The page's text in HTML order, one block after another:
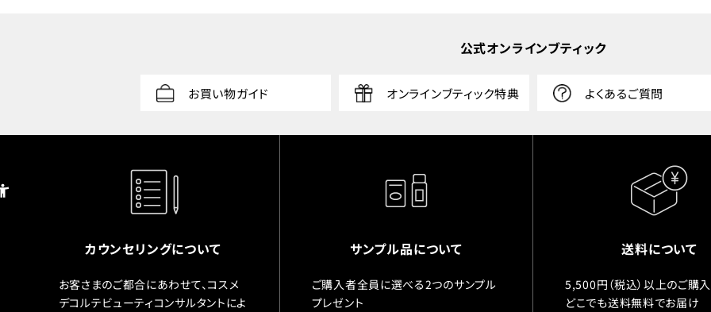
公式オンラインブティック
お買い物ガイド オンラインブティック特典 よくあるご質問
カウンセリングについて
お客さまのご都合にあわせて、コスメ
デコルテビューティコンサルタントによ
サンプル品について
ご購入者全員に選べる2つのサンプル
プレゼント
送料について
5,500円（税込）以上のご購
どこでも送料無料でお届け